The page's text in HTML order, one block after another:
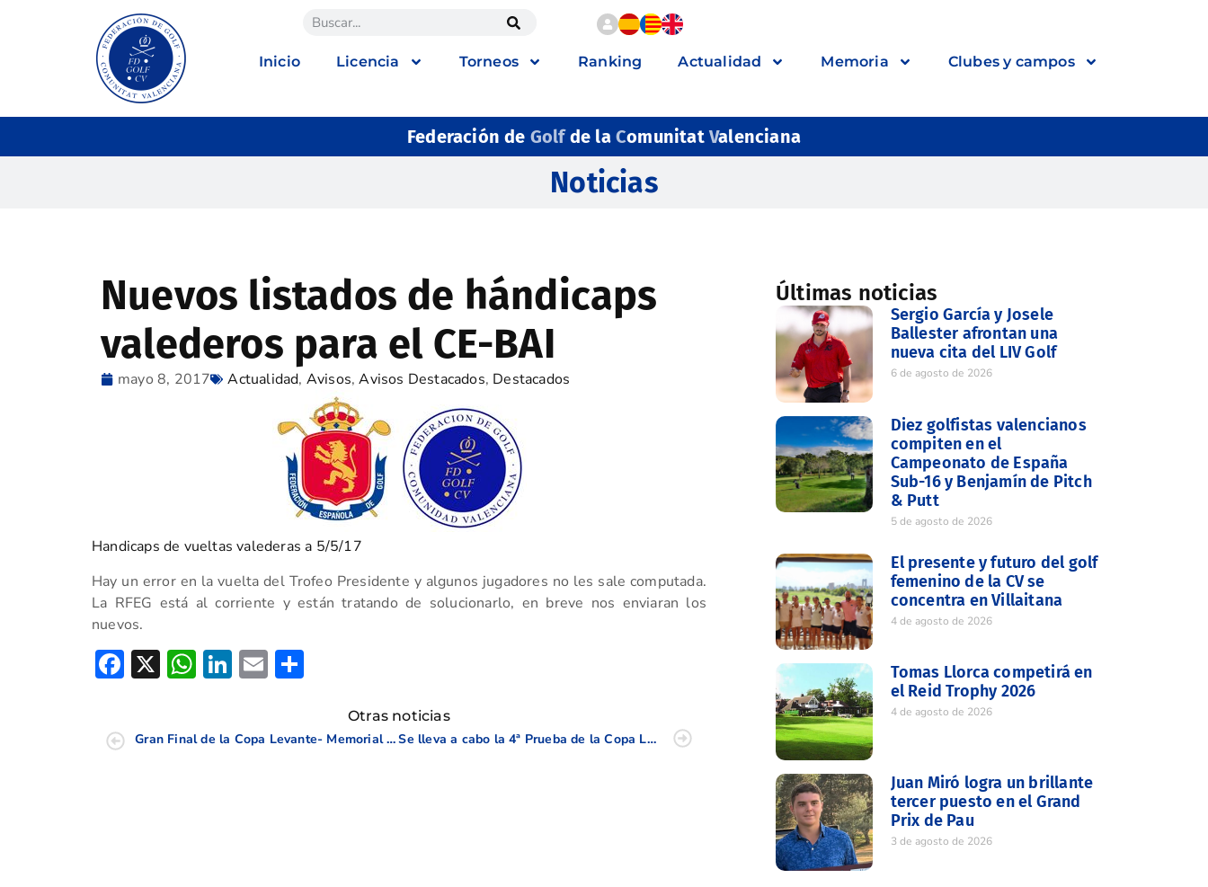
Inicio Licencia Torneos Ranking Actualidad Memoria Clubes y campos
Federación de Golfde la ComunitatValenciana
Noticias
Nuevos listados de hándicaps
valederos para el CE-BAI
mayo 8, 2017 Actualidad, Avisos,Avisos Destacados, Destacados
Handicaps de vueltas valederas a 5/5/17
Hay un error en la vuelta del Trofeo Presidente y algunos jugadores no les sale computada.
La RFEG está al corriente y están tratando de solucionarlo, en breve nos enviaran los
nuevos.
Facebook
X WhatsApp
LinkedIn
Email
Otras noticias
Gran Final de la Copa Levante- Memorial Fco. Gil
Se lleva a cabo la 4ª Prueba de la Copa Levante 2017 en “Alenda Golf”
Últimas noticias
Sergio García y Josele
Ballester afrontan una
nueva cita del LIV Golf
6 de agosto de 2026
Diez golfistas valencianos
compiten en el
Campeonato de España
Sub-16 y Benjamín de Pitch
& Putt
5 de agosto de 2026
El presente y futuro del golf
femenino de la CV se
concentra en Villaitana
4 de agosto de 2026
Tomas Llorca competirá en
el Reid Trophy 2026
4 de agosto de 2026
Juan Miró logra un brillante
tercer puesto en el Grand
Prix de Pau
3 de agosto de 2026